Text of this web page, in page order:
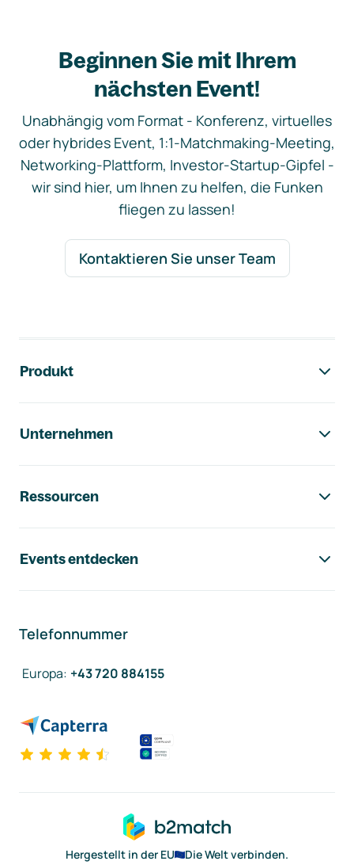
Beginnen Sie mit Ihrem
nächsten Event!
Unabhängig vom Format - Konferenz, virtuelles
oder hybrides Event, 1:1-Matchmaking-Meeting,
Networking-Plattform, Investor-Startup-Gipfel -
wir sind hier, um Ihnen zu helfen, die Funken
fliegen zu lassen!
Kontaktieren Sie unser Team
Produkt
Unternehmen
Ressourcen
Events entdecken
Telefonnummer
Europa: +43 720 884155
Hergestellt in der EU
Die Welt verbinden.